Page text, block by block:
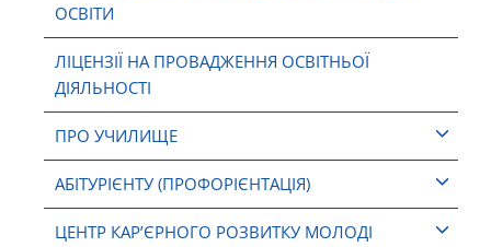
ОСВІТИ
ЛІЦЕНЗІЇ НА ПРОВАДЖЕННЯ ОСВІТНЬОЇ
ДІЯЛЬНОСТІ
ПРО УЧИЛИЩЕ
АБІТУРІЄНТУ (ПРОФОРІЄНТАЦІЯ)
ЦЕНТР КАР’ЄРНОГО РОЗВИТКУ МОЛОДІ